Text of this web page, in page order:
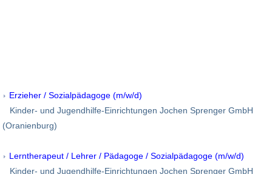
Erzieher / Sozialpädagoge (m/w/d)
Kinder- und Jugendhilfe-Einrichtungen Jochen Sprenger GmbH
(Oranienburg)
Lerntherapeut / Lehrer / Pädagoge / Sozialpädagoge (m/w/d)
Kinder- und Jugendhilfe-Einrichtungen Jochen Sprenger GmbH